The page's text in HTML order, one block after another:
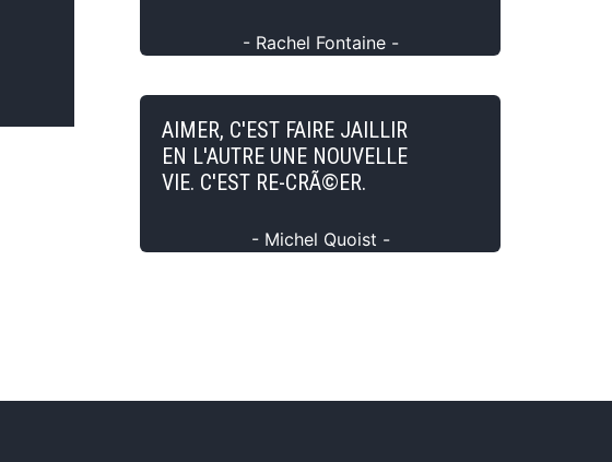
- Rachel Fontaine -
AIMER, C'EST FAIRE JAILLIR
EN L'AUTRE UNE NOUVELLE
VIE. C'EST RE-CRÃ©ER.
- Michel Quoist -